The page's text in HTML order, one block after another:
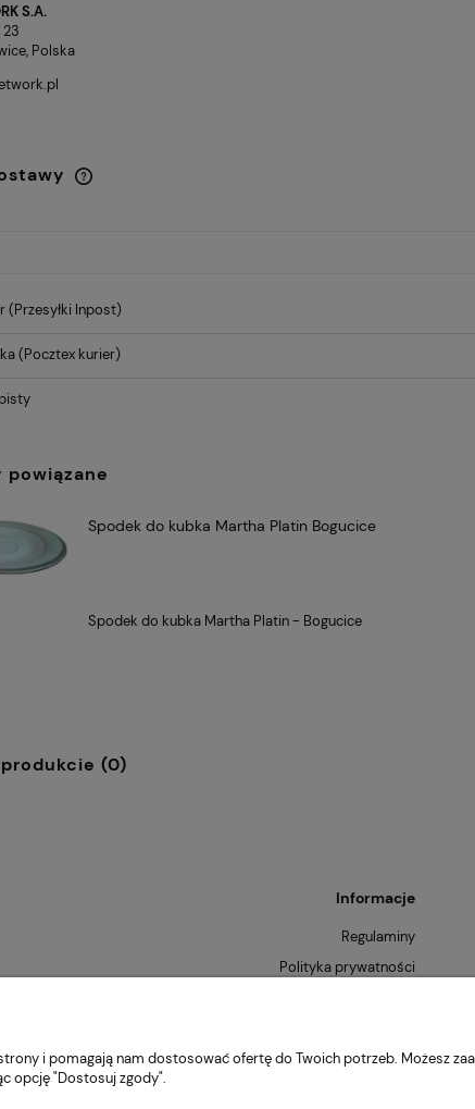
S.A.
Polska
(Przesyłki Inpost)
(Pocztex kurier)
powiązane
Spodek do kubka Martha Platin Bogucice
Spodek do kubka Martha Platin - Bogucice
(0)
Informacje
Regulaminy
Polityka prywatności
i pomagają nam dostosować ofertę do Twoich potrzeb. Możesz
opcję "Dostosuj zgody".